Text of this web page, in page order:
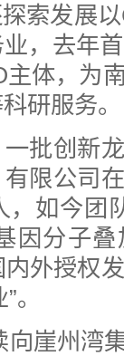
索发展
，去年
体，为
研服务。
批创新
限公司
如今团
因分子
外授权
。
向崖州湾